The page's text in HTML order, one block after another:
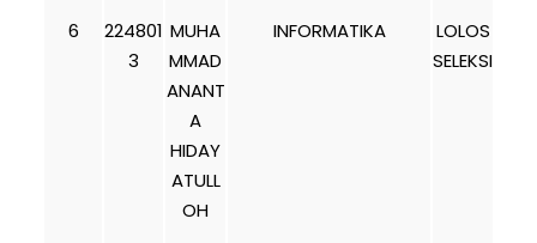
6
224801
3
MUHA
MMAD
ANANT
A
HIDAY
ATULL
OH
INFORMATIKA
LOLOS
SELEKSI